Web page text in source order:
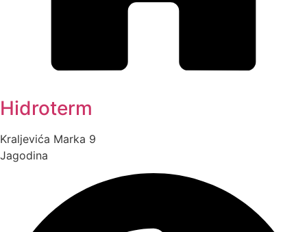
Hidroterm
Kraljevića Marka 9
Jagodina